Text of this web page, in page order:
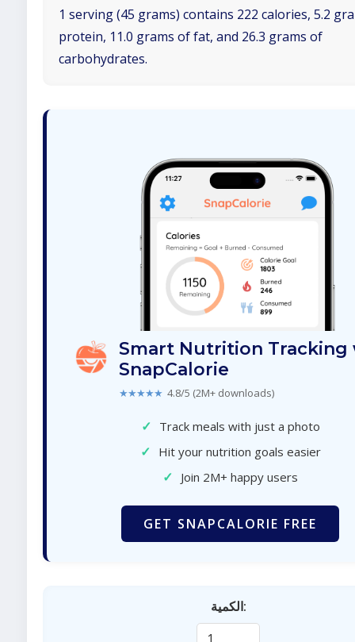
1 serving (45 grams) contains 222 calories, 5.2
protein, 11.0 grams of fat, and 26.3 grams of
carbohydrates.
Smart Nutrition Tracking
SnapCalorie
★★★★★ 4.8/5 (2M+ downloads)
✓ Track meals with just a photo
✓ Hit your nutrition goals easier
✓ Join 2M+ happy users
GET SNAPCALORIE FREE
الكمية: